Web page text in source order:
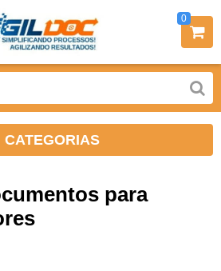
0
CATEGORIAS
para